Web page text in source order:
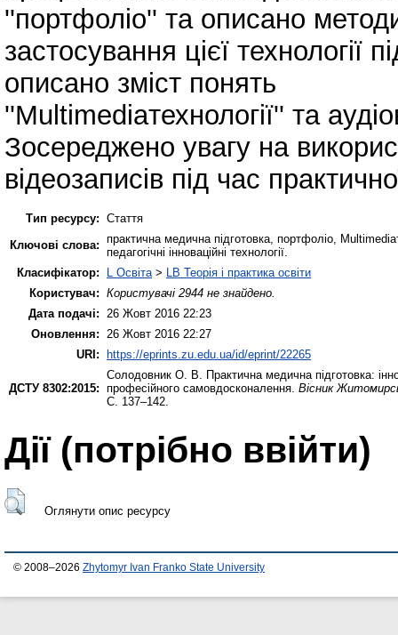
''портфоліо'' та описано
застосування цієї технології
описано зміст понять
''Multimediaтехнології'' та
Зосереджено увагу на
відеозаписів під час
Тип ресурсу: Стаття
Ключові слова: практична медична підготовка, портфоліо,
педагогічні інноваційні технології.
Класифікатор:
L Освіта > LB Теорія і практика освіти
Користувач: Користувачі 2944 не знайдено.
Дата подачі:
26 Жовт 2016 22:23
Оновлення:
26 Жовт 2016 22:27
URI: https://eprints.zu.edu.ua/id/eprint/22265
ДСТУ 8302:2015:
Солодовник О. В.
Практична медична підготовка:
професійного самовдосконалення. Вісник
С. 137–142.
Дії ​​(потрібно ввійти)
Оглянути опис ресурсу
© 2008–2026 Zhytomyr Ivan Franko State University